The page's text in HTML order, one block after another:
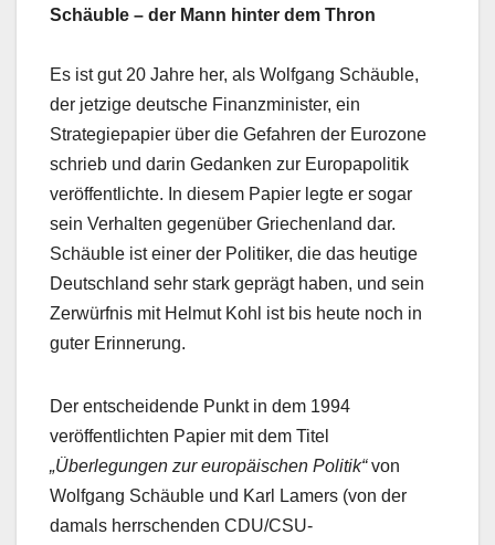
Schäuble – der Mann hinter dem Thron
Es ist gut 20 Jahre her, als Wolfgang Schäuble,
der jetzige deutsche Finanzminister, ein
Strategiepapier über die Gefahren der Eurozone
schrieb und darin Gedanken zur Europapolitik
veröffentlichte. In diesem Papier legte er sogar
sein Verhalten gegenüber Griechenland dar.
Schäuble ist einer der Politiker, die das heutige
Deutschland sehr stark geprägt haben, und sein
Zerwürfnis mit Helmut Kohl ist bis heute noch in
guter Erinnerung.
Der entscheidende Punkt in dem 1994
veröffentlichten Papier mit dem Titel
„Überlegungen zur europäischen Politik“von
Wolfgang Schäuble und Karl Lamers (von der
damals herrschenden CDU/CSU-